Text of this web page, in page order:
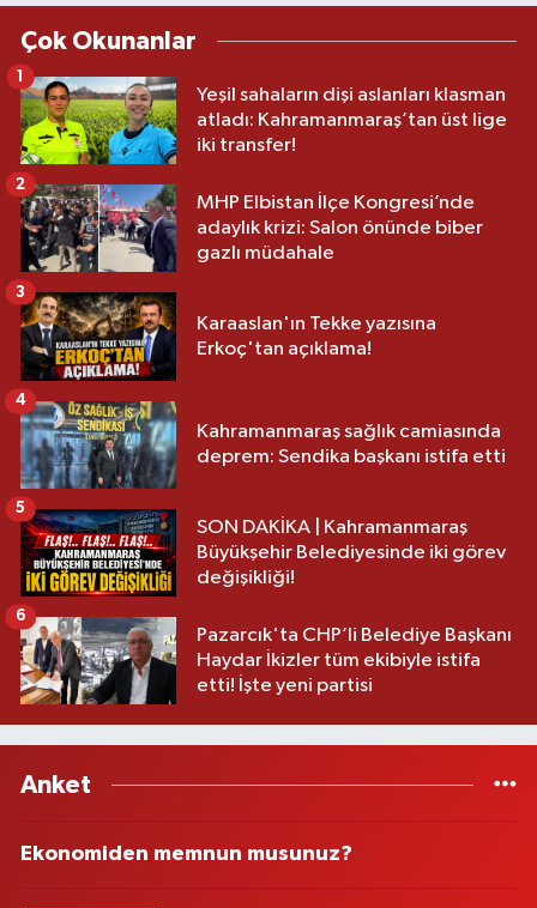
Çok Okunanlar
Yeşil sahaların dişi aslanları klasman
atladı: Kahramanmaraş’tan üst lige
iki transfer!
1
MHP Elbistan İlçe Kongresi’nde
adaylık krizi: Salon önünde biber
gazlı müdahale
2
Karaaslan'ın Tekke yazısına
Erkoç'tan açıklama!
3
Kahramanmaraş sağlık camiasında
deprem: Sendika başkanı istifa etti
4
SON DAKİKA | Kahramanmaraş
Büyükşehir Belediyesinde iki görev
değişikliği!
5
Pazarcık'ta CHP’li Belediye Başkanı
Haydar İkizler tüm ekibiyle istifa
etti! İşte yeni partisi
6
Anket
Ekonomiden memnun musunuz?